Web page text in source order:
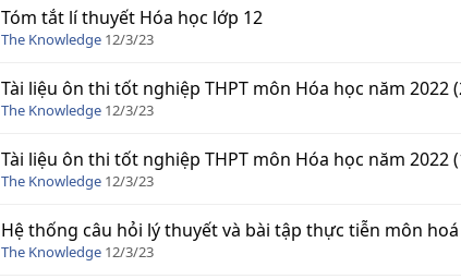
Tóm tắt lí thuyết Hóa học lớp 12
The Knowledge 12/3/23
Tài liệu ôn thi tốt nghiệp THPT môn Hóa học năm 2022
The Knowledge 12/3/23
Tài liệu ôn thi tốt nghiệp THPT môn Hóa học năm 2022
The Knowledge 12/3/23
Hệ thống câu hỏi lý thuyết và bài tập thực tiễn môn hoá
The Knowledge 12/3/23